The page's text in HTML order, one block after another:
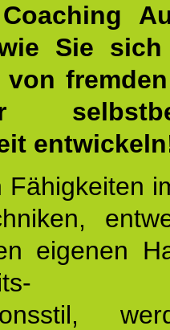
Sie
Fähigkeiten
eigenen